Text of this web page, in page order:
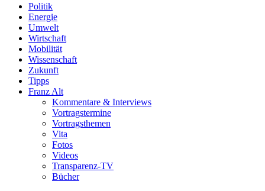
Politik
Energie
Umwelt
Wirtschaft
Mobilität
Wissenschaft
Zukunft
Tipps
Franz Alt
Kommentare & Interviews
Vortragstermine
Vortragsthemen
Vita
Fotos
Videos
Transparenz-TV
Bücher